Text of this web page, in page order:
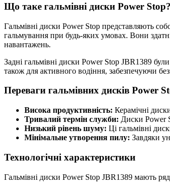
Що таке гальмівні диски Power Stop?
Гальмівні диски Power Stop представляють
гальмування при будь-яких умовах. Вони
навантажень.
Задні гальмівні диски Power Stop JBR1389
також для активного водіння, забезпечуючи
Переваги гальмівних дисків Power
Висока продуктивність: Керамічні
Тривалий термін служби: Диски Power
Низький рівень шуму: Ці гальмівні
Мінімальне утворення пилу: Завдяки
Технологічні характеристики
Гальмівні диски Power Stop JBR1389 мають